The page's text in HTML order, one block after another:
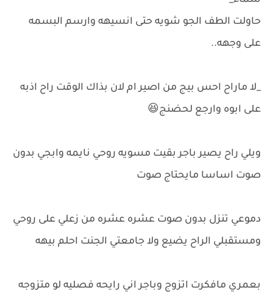
حاولت الطف الجو شويه حتى انسيهه وارسم البسمه
على وجهه..
_لا ماراح احس بيج من اصير ام لان بذاك الوقت راح اذبه
على ابوه وارجع لحضنج😆
ويلي راح يصير باجر بقيت مسويه روحي نايمه وابجي بدون
صوت اساسا مايحتاج صوت
دموعي تنزل بدون صوت عشره عشره من زعلي على روحي
ومستقبلي الراح يضيع ولا جامعتي الجنت احلم بيهه
بعمري مافكرت اتزوج وباجر اني رايحه فصليه لو متزوجه